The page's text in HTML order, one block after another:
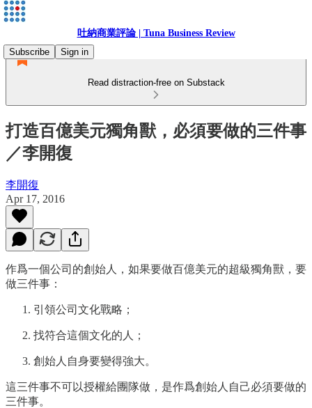
吐納商業評論 | Tuna Business Review
Subscribe
Sign in
Read distraction-free on Substack
打造百億美元獨角獸，必須要做的三件事
／李開復
李開復
Apr 17, 2016
作爲一個公司的創始人，如果要做百億美元的超級獨角獸，要
做三件事：
引領公司文化戰略；
找符合這個文化的人；
創始人自身要變得強大。
這三件事不可以授權給團隊做，是作爲創始人自己必須要做的
三件事。